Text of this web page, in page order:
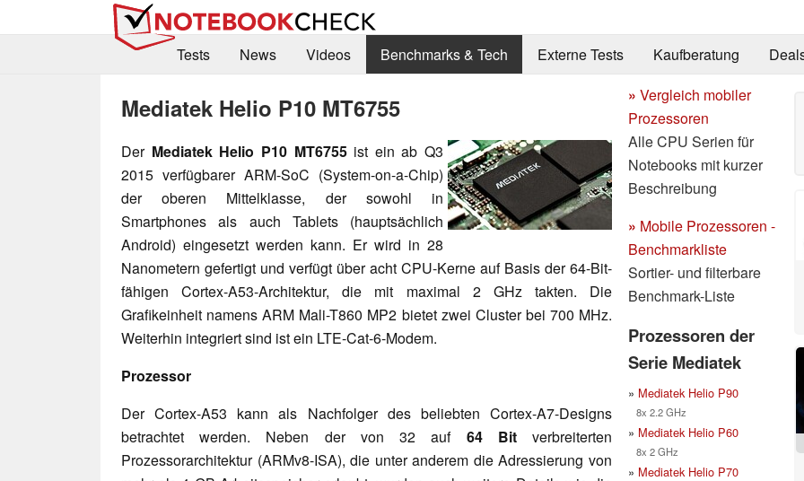
Tests News Videos Benchmarks & Tech Externe Tests Kaufberatung
Mediatek Helio P10 MT6755
Der Mediatek Helio P10 MT6755ist ein ab Q3
2015 verfügbarer ARM-SoC (System-on-a-Chip)
der oberen Mittelklasse, der sowohl in
Smartphones als auch Tablets (hauptsächlich
Android) eingesetzt werden kann. Er wird in 28
Nanometern gefertigt und verfügt über acht CPU-Kerne auf Basis der 64-Bit-
fähigen Cortex-A53-Architektur, die mit maximal 2 GHz takten. Die
Grafikeinheit namens ARM Mali-T860 MP2 bietet zwei Cluster bei 700 MHz.
Weiterhin integriert sind ist ein LTE-Cat-6-Modem.
Prozessor
Der Cortex-A53 kann als Nachfolger des beliebten Cortex-A7-Designs
betrachtet werden. Neben der von 32 auf 64 Bitverbreiterten
Prozessorarchitektur (ARMv8-ISA), die unter anderem die Adressierung von
» Vergleich mobiler
Prozessoren
Alle CPU Serien für
Notebooks mit kurzer
Beschreibung
» Mobile Prozessoren -
Benchmarkliste
Sortier- und filterbare
Benchmark-Liste
Prozessoren der
Serie Mediatek
» Mediatek Helio P90
8x 2.2 GHz
» Mediatek Helio P60
8x 2 GHz
» Mediatek Helio P70